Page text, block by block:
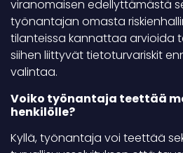
viranomaisen edellyttämästä
työnantajan omasta
tilanteissa kannattaa arvioida
siihen liittyvät tietoturvariskit
valintaa.
Voiko työnantaja teettää
henkilölle?
Kyllä, työnantaja voi teettää